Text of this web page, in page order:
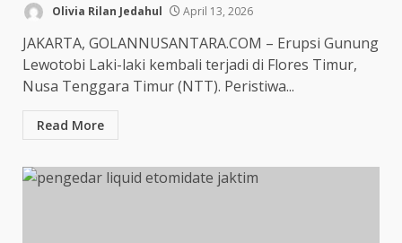
Olivia Rilan Jedahul April 13, 2026
JAKARTA, GOLANNUSANTARA.COM – Erupsi Gunung
Lewotobi Laki-laki kembali terjadi di Flores Timur,
Nusa Tenggara Timur (NTT). Peristiwa...
Read More